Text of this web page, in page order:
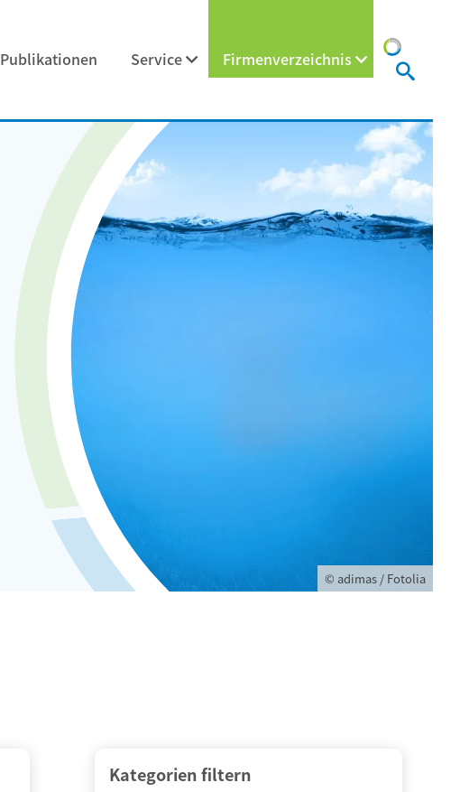
Publikationen Service Firmenverzeichnis
© adimas / Fotolia
Kategorien filtern